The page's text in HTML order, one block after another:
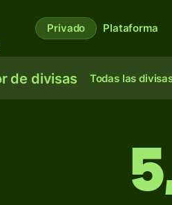
Privado Plataforma
de divisas Todas las